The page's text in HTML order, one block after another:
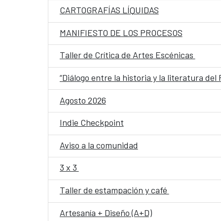
CARTOGRAFÍAS LÍQUIDAS
MANIFIESTO DE LOS PROCESOS
Taller de Crítica de Artes Escénicas
“Diálogo entre la historia y la literatura
Agosto 2026
Indie Checkpoint
Aviso a la comunidad
3 x 3
Taller de estampación y café
Artesanía + Diseño (A+D)